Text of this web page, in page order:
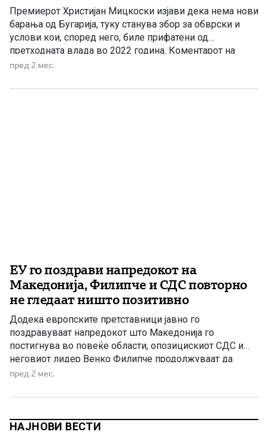
Премиерот Христијан Мицкоски изјави дека нема нови
барања од Бугарија, туку станува збор за обврски и
услови кои, според него, биле прифатени од
претходната влада во 2022 година. Коментарот на
премиерот доаѓа по информациите што се појавија во
Гордана Сиљановска-Давкова и министерот за
пред 2 мес.
ЕУ го поздрави напредокот на
Македонија, Филипче и СДС повторно
не гледаат ништо позитивно
Додека европските претставници јавно го
поздравуваат напредокот што Македонија го
постигнува во повеќе области, опозицискиот СДС и
неговиот лидер Венко Филипче продолжуваат да
тврдат дека во државата нема никакви позитивни
тврдења се далеку од реалноста дојде од
на Регионалниот форум за клима, […]
пред 2 мес.
НАЈНОВИ ВЕСТИ